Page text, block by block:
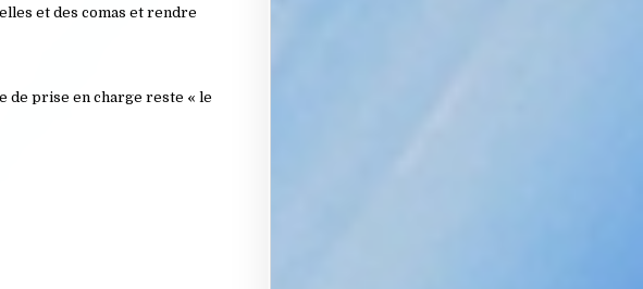
et des comas et rendre
de prise en charge reste « le